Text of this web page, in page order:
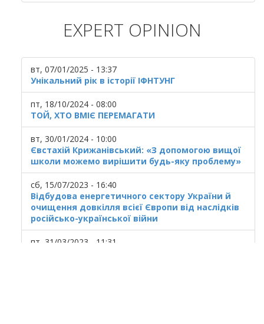
EXPERT OPINION
вт, 07/01/2025 - 13:37
Унікальний рік в історії ІФНТУНГ
пт, 18/10/2024 - 08:00
ТОЙ, ХТО ВМІЄ ПЕРЕМАГАТИ
вт, 30/01/2024 - 10:00
Євстахій Крижанівський: «З допомогою вищої
школи можемо вирішити будь-яку проблему»
сб, 15/07/2023 - 16:40
Відбудова енергетичного сектору України й
очищення довкілля всієї Європи від наслідків
російсько-української війни
пт, 31/03/2023 - 11:31